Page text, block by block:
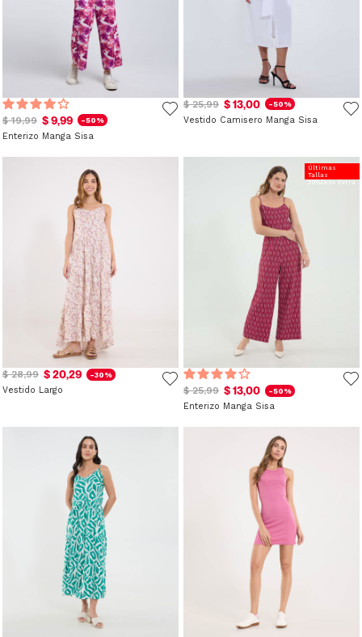
$ 19,99 $ 9,99 -50%
Enterizo Manga Sisa
$ 25,99 $ 13,00 -50%
Vestido Camisero Manga Sisa
$ 28,99 $ 20,29 -30%
Vestido Largo
Últimas
Tallas
20%Dcto Extra
$ 25,99 $ 13,00 -50%
Enterizo Manga Sisa